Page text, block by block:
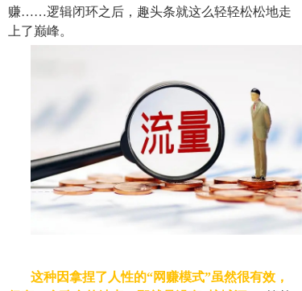
赚……逻辑闭环之后，趣头条就这么轻轻松松地走
上了巅峰。
这种因拿捏了人性的“网赚模式”虽然很有效，